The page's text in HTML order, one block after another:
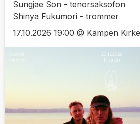
Sungjae Son - tenorsaksofon
Shinya Fukumori - trommer
17.10.2026 19:00 @ Kampen Kirke